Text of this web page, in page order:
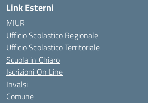
Link Esterni
MIUR
Ufficio Scolastico Regionale
Ufficio Scolastico Territoriale
Scuola in Chiaro
Iscrizioni On Line
Invalsi
Comune